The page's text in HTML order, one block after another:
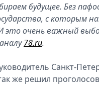
будущее. Без
с которым
это очень важный
78.ru.
Санкт-
же решил